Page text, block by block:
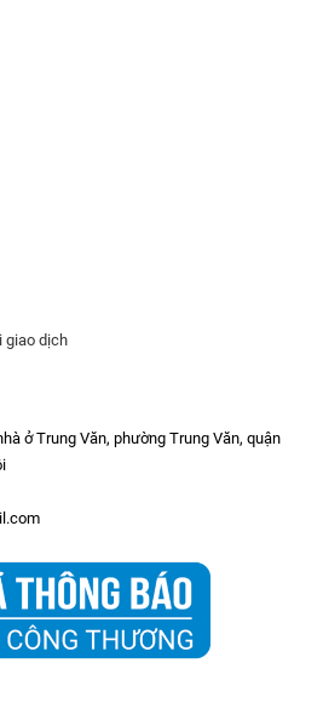
giao dịch
ở Trung Văn, phường Trung Văn, quận